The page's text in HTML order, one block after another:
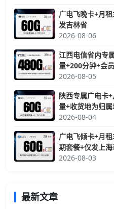
广电飞晚卡+月
发吉林省
2026-08-06
江西电信省内专
量+200分钟+会
2026-08-05
陕西专属广电卡
量+收货地为归
2026-08-04
广电飞倾卡+月
期套餐+仅发上
2026-08-03
最新文章